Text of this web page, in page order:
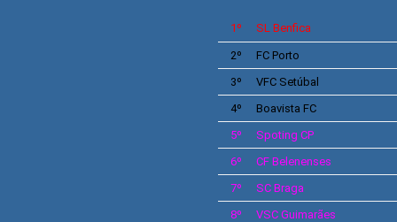
1º SL Benfica
2º
FC Porto
3º
VFCSetúbal
4º
Boavista FC
5º
Spoting CP
6º
CF Belenenses
7º
SC Braga
8º
VSC Guimarães